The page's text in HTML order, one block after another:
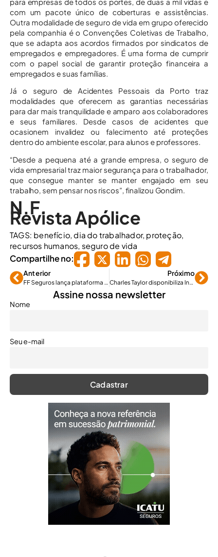
com um pacote único de coberturas e assistências.
Outra modalidade de seguro de vida em grupo oferecido
pela companhia é o Convenções Coletivas de Trabalho,
que se adapta aos acordos firmados por sindicatos de
empregados e empregadores. É uma forma de cumprir
com o papel social de garantir proteção financeira a
empregados e suas famílias.
Já o seguro de Acidentes Pessoais da Porto traz
modalidades que oferecem as garantias necessárias
para dar mais tranquilidade e amparo aos colaboradores
e seus familiares. Desde casos de acidentes que
ocasionem invalidez ou falecimento até proteções
dentro do ambiente escolar, para alunos e professores.
“Desde a pequena até a grande empresa, o seguro de
vida empresarial traz maior segurança para o trabalhador,
que consegue manter se manter engajado em seu
trabalho, sem pensar nos riscos”, finalizou Gondim.
N.F.
Revista Apólice
TAGS: benefício, dia do trabalhador, proteção,
recursos humanos, seguro de vida
Compartilhe no:
Anterior
FF Seguros lança plataforma digital para corretores em webinar
Próximo
Charles Taylor disponibiliza InHub
Assine nossa newsletter
Nome
Seu e-mail